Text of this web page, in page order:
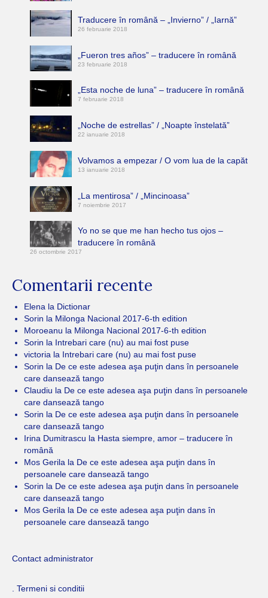
Traducere în română – „Invierno” / „Iarnă”
26 februarie 2018
„Fueron tres años” – traducere în română
23 februarie 2018
„Esta noche de luna” – traducere în română
7 februarie 2018
„Noche de estrellas” / „Noapte înstelată”
22 ianuarie 2018
Volvamos a empezar / O vom lua de la capăt
13 ianuarie 2018
„La mentirosa” / „Mincinoasa”
7 noiembrie 2017
Yo no se que me han hecho tus ojos –
traducere în română
26 octombrie 2017
Comentarii recente
Elena la Dictionar
Sorin la Milonga Nacional 2017-6-th edition
Moroeanu la Milonga Nacional 2017-6-th edition
Sorin la Intrebari care (nu) au mai fost puse
victoria la Intrebari care (nu) au mai fost puse
Sorin la De ce este adesea aşa puţin dans în persoanele
care dansează tango
Claudiu la De ce este adesea aşa puţin dans în persoanele
care dansează tango
Sorin la De ce este adesea aşa puţin dans în persoanele
care dansează tango
Irina Dumitrascu la Hasta siempre, amor – traducere în
română
Mos Gerila la De ce este adesea aşa puţin dans în
persoanele care dansează tango
Sorin la De ce este adesea aşa puţin dans în persoanele
care dansează tango
Mos Gerila la De ce este adesea aşa puţin dans în
persoanele care dansează tango
Contact administrator
. Termeni si conditii